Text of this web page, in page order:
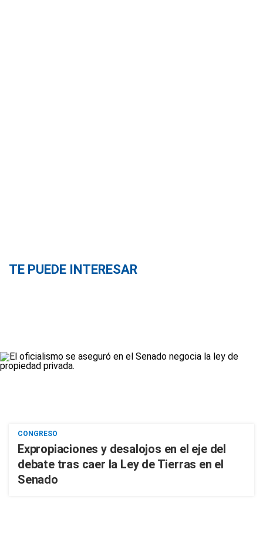
TE PUEDE INTERESAR
CONGRESO
Expropiaciones y desalojos en el eje del
debate tras caer la Ley de Tierras en el
Senado